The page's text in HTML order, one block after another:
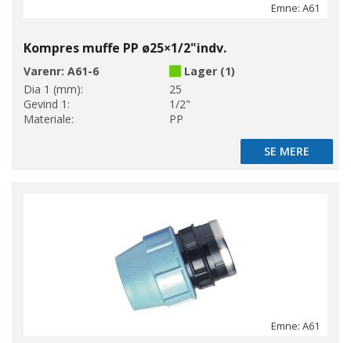
Emne: A61
Kompres muffe PP ø25×1/2"indv.
Varenr: A61-6
Lager (1)
Dia 1 (mm):
25
Gevind 1:
1/2"
Materiale:
PP
SE MERE
SE MERE
Emne: A61